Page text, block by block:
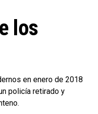
los
en enero de 2018
policía retirado y